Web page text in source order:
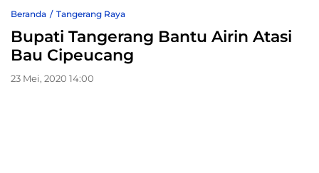
Beranda Tangerang Raya
Bupati Tangerang Bantu Airin Atasi
Bau Cipeucang
23 Mei, 2020 14:00